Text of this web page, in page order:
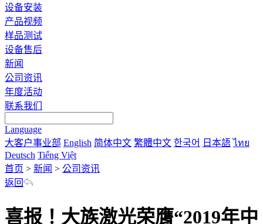
设备安装
产品视频
样品测试
设备售后
新闻
公司资讯
年度活动
联系我们
Language
大客户事业部 English 简体中文 繁體中文 한국어 日本語 ไทย
Deutsch Tiếng Việt
首页 > 新闻 > 公司资讯
返回
喜报！大族激光荣膺“2019年中